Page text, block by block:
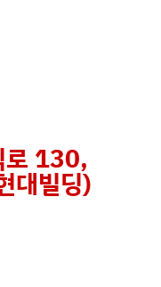
로 130,
대빌딩)